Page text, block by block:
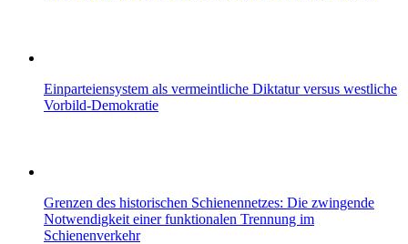
Einparteiensystem als vermeintliche Diktatur versus westliche
Vorbild-Demokratie
Grenzen des historischen Schienennetzes: Die zwingende
Notwendigkeit einer funktionalen Trennung im
Schienenverkehr